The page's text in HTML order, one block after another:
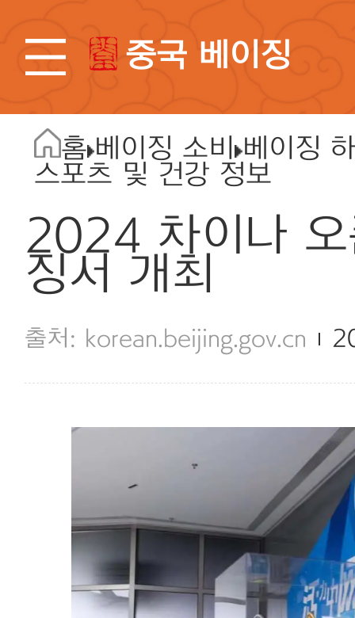
중국 베이징
홈 베이징 소비 베이징
스포츠 및 건강 정보
2024 차이나
징서 개최
korean.beijing.gov.cn